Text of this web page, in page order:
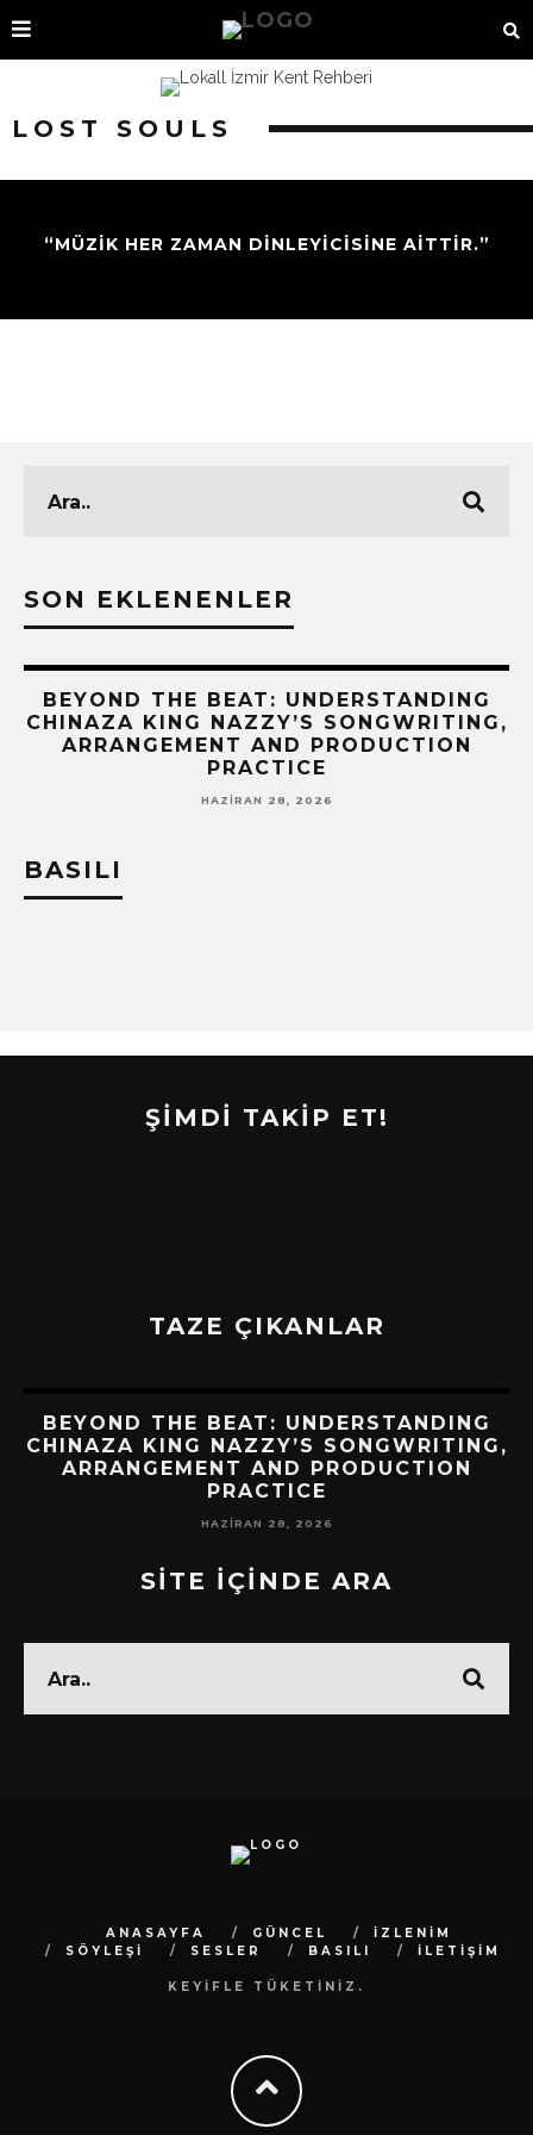
LOST SOULS
“MÜZIK HER ZAMAN DINLEYICISINE AITTIR.”
SON EKLENENLER
BEYOND THE BEAT: UNDERSTANDING
CHINAZA KING NAZZY’S SONGWRITING,
ARRANGEMENT AND PRODUCTION
PRACTICE
HAZIRAN 28, 2026
BASILI
ŞİMDİ TAKİP ET!
TAZE ÇIKANLAR
BEYOND THE BEAT: UNDERSTANDING
CHINAZA KING NAZZY’S SONGWRITING,
ARRANGEMENT AND PRODUCTION
PRACTICE
HAZIRAN 28, 2026
SİTE İÇİNDE ARA
ANASAYFA GÜNCEL
İZLENİM
SÖYLEŞİ
SESLER BASILI İLETİŞİM
KEYİFLE TÜKETİNİZ.